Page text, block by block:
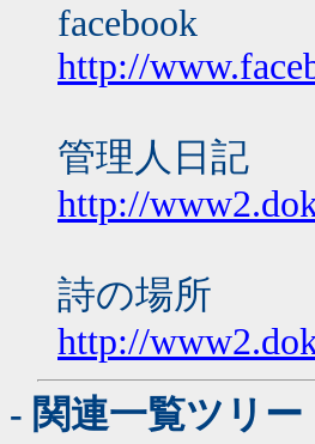
facebook
http://
管理人日記
http://
詩の場所
http://
- 関連一覧ツリー